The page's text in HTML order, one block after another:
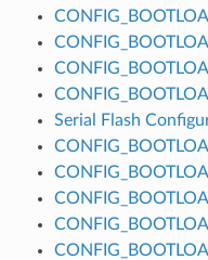
Serial Flash